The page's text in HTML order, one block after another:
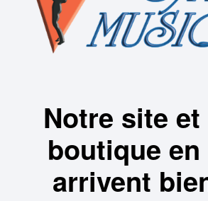
Notre site
boutique
arrivent